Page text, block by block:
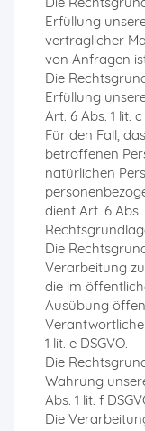
Erfüllung
vertraglicher
von Anfragen
Die
Erfüllung
Art. 6 Abs. 1 lit. c
Für den Fall,
betroffenen
natürlichen
dient Art. 6 Abs.
Die
Verarbeitung
die im
Ausübung
1 lit. e DSGVO.
Die
Wahrung
Abs. 1 lit. f
Die